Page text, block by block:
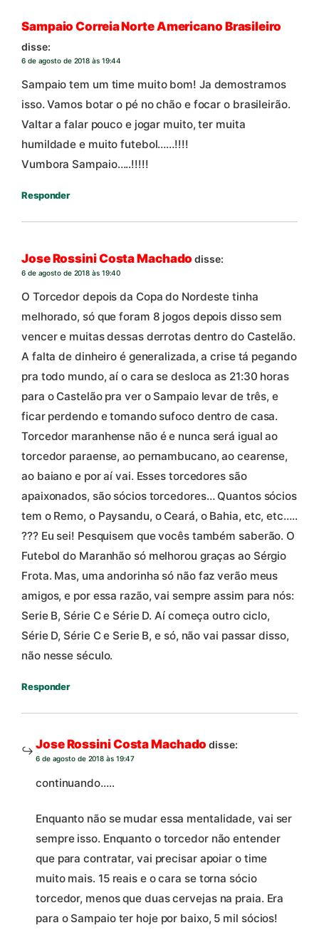
Sampaio Correia Norte Americano Brasileiro
disse:
6 de agosto de 2018 às 19:44
Sampaio tem um time muito bom! Ja demostramos
isso. Vamos botar o pé no chão e focar o brasileirão.
Valtar a falar pouco e jogar muito, ter muita
humildade e muito futebol……!!!!
Vumbora Sampaio…..!!!!!
Responder
Jose Rossini Costa Machado disse:
6 de agosto de 2018 às 19:40
O Torcedor depois da Copa do Nordeste tinha
melhorado, só que foram 8 jogos depois disso sem
vencer e muitas dessas derrotas dentro do Castelão.
A falta de dinheiro é generalizada, a crise tá pegando
pra todo mundo, aí o cara se desloca as 21:30 horas
para o Castelão pra ver o Sampaio levar de três, e
ficar perdendo e tomando sufoco dentro de casa.
Torcedor maranhense não é e nunca será igual ao
torcedor paraense, ao pernambucano, ao cearense,
ao baiano e por aí vai. Esses torcedores são
apaixonados, são sócios torcedores… Quantos sócios
tem o Remo, o Paysandu, o Ceará, o Bahia, etc, etc…..
??? Eu sei! Pesquisem que vocês também saberão. O
Futebol do Maranhão só melhorou graças ao Sérgio
Frota. Mas, uma andorinha só não faz verão meus
amigos, e por essa razão, vai sempre assim para nós:
Serie B, Série C e Série D. Aí começa outro ciclo,
Série D, Série C e Serie B, e só, não vai passar disso,
não nesse século.
Responder
Jose Rossini Costa Machado disse:
6 de agosto de 2018 às 19:47
continuando…..
Enquanto não se mudar essa mentalidade, vai ser
sempre isso. Enquanto o torcedor não entender
que para contratar, vai precisar apoiar o time
muito mais. 15 reais e o cara se torna sócio
torcedor, menos que duas cervejas na praia. Era
para o Sampaio ter hoje por baixo, 5 mil sócios!